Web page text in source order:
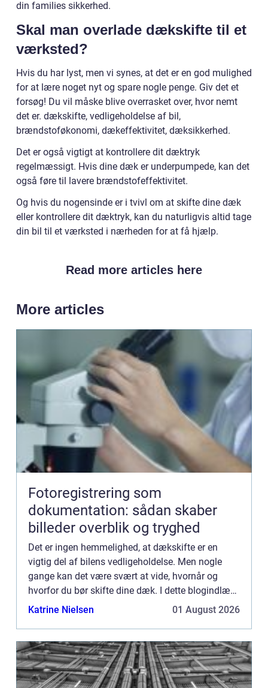
din families sikkerhed.
Skal man overlade dækskifte til et
værksted?
Hvis du har lyst, men vi synes, at det er en god mulighed
for at lære noget nyt og spare nogle penge. Giv det et
forsøg! Du vil måske blive overrasket over, hvor nemt
det er. dækskifte, vedligeholdelse af bil,
brændstoføkonomi, dækeffektivitet, dæksikkerhed.
Det er også vigtigt at kontrollere dit dæktryk
regelmæssigt. Hvis dine dæk er underpumpede, kan det
også føre til lavere brændstofeffektivitet.
Og hvis du nogensinde er i tvivl om at skifte dine dæk
eller kontrollere dit dæktryk, kan du naturligvis altid tage
din bil til et værksted i nærheden for at få hjælp.
Read more articles here
More articles
Fotoregistrering som
dokumentation: sådan skaber
billeder overblik og tryghed
Det er ingen hemmelighed, at dækskifte er en
vigtig del af bilens vedligeholdelse. Men nogle
gange kan det være svært at vide, hvornår og
hvorfor du bør skifte dine dæk. I dette blogindlæg
vil vi diskutere vigtigheden af dækskifte og give
Katrine Nielsen 01 August 2026